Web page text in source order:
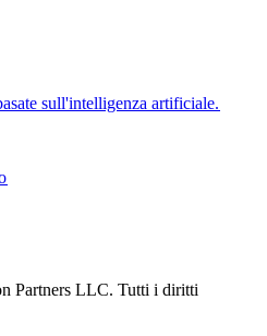
sull'intelligenza artificiale.​​
Partners LLC. Tutti i diritti